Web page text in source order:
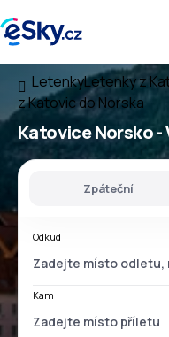
LetenkyLetenky z
z Katovic do Norska
Katovice Norsko-
Zpáteční
Odkud
Kam